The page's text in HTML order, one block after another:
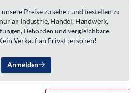
Preise zu sehen und bestellen zu
an Industrie, Handel, Handwerk,
Behörden und vergleichbare
Verkauf an Privatpersonen!
Anmelden